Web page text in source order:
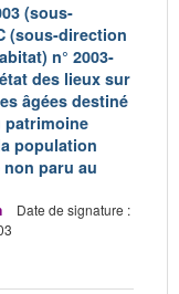
(sous-
(sous-direction
n° 2003-
des lieux sur
âgées destiné
patrimoine
population
paru au
Date de signature :